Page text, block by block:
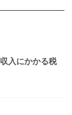
入にかかる税